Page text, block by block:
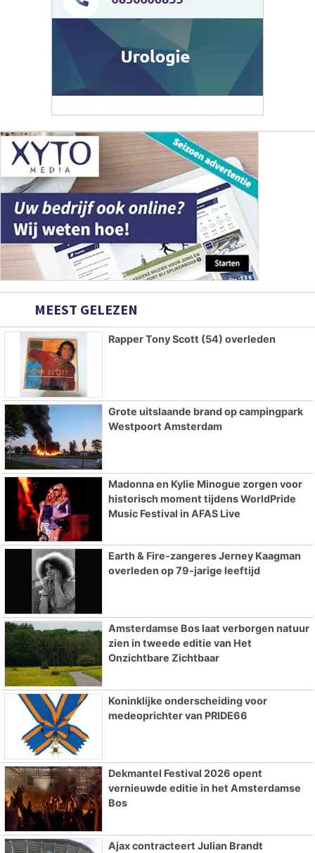
MEEST GELEZEN
Rapper Tony Scott (54) overleden
Grote uitslaande brand op campingpark
Westpoort Amsterdam
Madonna en Kylie Minogue zorgen voor
historisch moment tijdens WorldPride
Music Festival in AFAS Live
Earth & Fire-zangeres Jerney Kaagman
overleden op 79-jarige leeftijd
Amsterdamse Bos laat verborgen natuur
zien in tweede editie van Het
Onzichtbare Zichtbaar
Koninklijke onderscheiding voor
medeoprichter van PRIDE66
Dekmantel Festival 2026 opent
vernieuwde editie in het Amsterdamse
Bos
Ajax contracteert Julian Brandt